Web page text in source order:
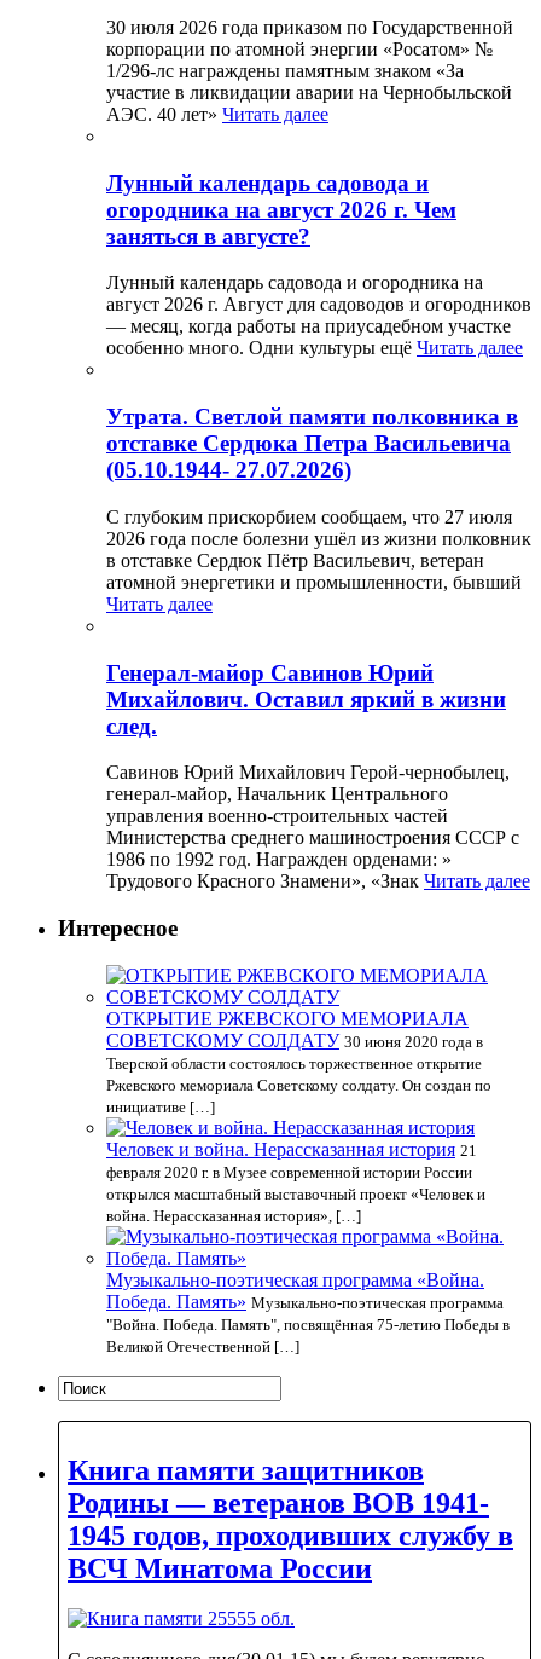
30 июля 2026 года приказом по Государственной
корпорации по атомной энергии «Росатом» №
1/296-лс награждены памятным знаком «За
участие в ликвидации аварии на Чернобыльской
АЭС. 40 лет» Читать далее
Лунный календарь садовода и
огородника на август 2026 г. Чем
заняться в августе?
Лунный календарь садовода и огородника на
август 2026 г. Август для садоводов и огородников
— месяц, когда работы на приусадебном участке
особенно много. Одни культуры ещё Читать далее
Утрата. Светлой памяти полковника в
отставке Сердюка Петра Васильевича
(05.10.1944- 27.07.2026)
С глубоким прискорбием сообщаем, что 27 июля
2026 года после болезни ушёл из жизни полковник
в отставке Сердюк Пётр Васильевич, ветеран
атомной энергетики и промышленности, бывший
Читать далее
Генерал-майор Савинов Юрий
Михайлович. Оставил яркий в жизни
след.
Савинов Юрий Михайлович Герой-чернобылец,
генерал-майор, Начальник Центрального
управления военно-строительных частей
Министерства среднего машиностроения СССР с
1986 по 1992 год. Награжден орденами: »
Трудового Красного Знамени», «Знак Читать далее
Интересное
ОТКРЫТИЕ РЖЕВСКОГО МЕМОРИАЛА
СОВЕТСКОМУ СОЛДАТУ 30 июня 2020 года в
Тверской области состоялось торжественное открытие
Ржевского мемориала Советскому солдату. Он создан по
инициативе […]
Человек и война. Нерассказанная история 21
февраля 2020 г. в Музее современной истории России
открылся масштабный выставочный проект «Человек и
война. Нерассказанная история», […]
Музыкально-поэтическая программа «Война.
Победа. Память» Музыкально-поэтическая программа
"Война. Победа. Память", посвящённая 75-летию Победы в
Великой Отечественной […]
Книга памяти защитников
Родины — ветеранов ВОВ 1941-
1945 годов, проходивших службу в
ВСЧ Минатома России